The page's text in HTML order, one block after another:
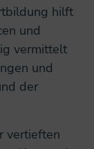
hilft
und
vermittelt
und
der
vertieften